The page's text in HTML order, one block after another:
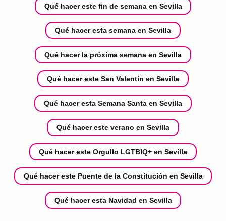
Qué hacer este fin de semana en Sevilla
Qué hacer esta semana en Sevilla
Qué hacer la próxima semana en Sevilla
Qué hacer este San Valentín en Sevilla
Qué hacer esta Semana Santa en Sevilla
Qué hacer este verano en Sevilla
Qué hacer este Orgullo LGTBIQ+ en Sevilla
Qué hacer este Puente de la Constitución en Sevilla
Qué hacer esta Navidad en Sevilla